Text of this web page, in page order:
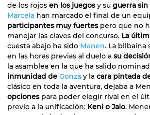
de los rojos en los juegosy su guerra
Marcela han marcado el final de un
participantes muy fuertespero que no
manejar las claves del concurso. La
cuesta abajo ha sido Menen. La bilbaína
en las horas previas al duelo a su
la asamblea en la que ha salido
inmunidad de Gonza y la cara pintada
clásico en toda la aventura, dejaba a
opcionespara poder elegir rival en el
previo a la unificación: Keni o Jaio.